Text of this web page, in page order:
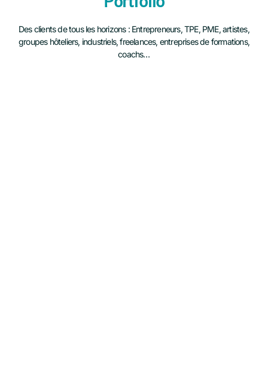
Des clients de tous les horizons : Entrepreneurs, TPE, PME, artistes,
groupes hôteliers, industriels, freelances, entreprises de formations,
coachs…